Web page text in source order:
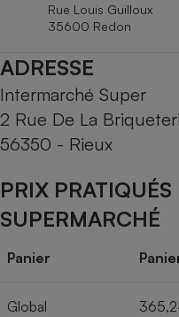
Rue Louis Guilloux
35600 Redon
ADRESSE
Intermarché Super
2 Rue De La
56350 - Rieux
PRIX PRATIQUÉS
SUPERMARCHÉ
Panier
Global